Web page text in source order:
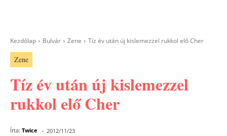
Kezdőlap Bulvár Zene Tíz év után új kislemezzel rukkol elő Cher
Zene
Tíz év után új kislemezzel
rukkol elő Cher
Írta: Twice - 2012/11/23